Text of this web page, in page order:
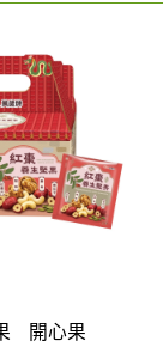
開心果